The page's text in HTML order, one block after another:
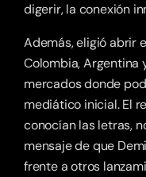
digerir, la conexión
Además, eligió abrir
Colombia, Argentina
mercados donde
mediático inicial. El
conocían las letras,
mensaje de que
frente a otros